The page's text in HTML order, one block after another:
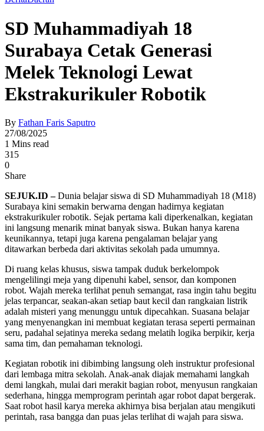
SD Muhammadiyah 18
Surabaya Cetak Generasi
Melek Teknologi Lewat
Ekstrakurikuler Robotik
By Fathan Faris Saputro
27/08/2025
1 Mins read
315
0
Share
SEJUK.ID –Dunia belajar siswa di SD Muhammadiyah 18 (M18)
Surabaya kini semakin berwarna dengan hadirnya kegiatan
ekstrakurikuler robotik. Sejak pertama kali diperkenalkan, kegiatan
ini langsung menarik minat banyak siswa. Bukan hanya karena
keunikannya, tetapi juga karena pengalaman belajar yang
ditawarkan berbeda dari aktivitas sekolah pada umumnya.
Di ruang kelas khusus, siswa tampak duduk berkelompok
mengelilingi meja yang dipenuhi kabel, sensor, dan komponen
robot. Wajah mereka terlihat penuh semangat, rasa ingin tahu begitu
jelas terpancar, seakan-akan setiap baut kecil dan rangkaian listrik
adalah misteri yang menunggu untuk dipecahkan. Suasana belajar
yang menyenangkan ini membuat kegiatan terasa seperti permainan
seru, padahal sejatinya mereka sedang melatih logika berpikir, kerja
sama tim, dan pemahaman teknologi.
Kegiatan robotik ini dibimbing langsung oleh instruktur profesional
dari lembaga mitra sekolah. Anak-anak diajak memahami langkah
demi langkah, mulai dari merakit bagian robot, menyusun rangkaian
sederhana, hingga memprogram perintah agar robot dapat bergerak.
Saat robot hasil karya mereka akhirnya bisa berjalan atau mengikuti
perintah, rasa bangga dan puas jelas terlihat di wajah para siswa.